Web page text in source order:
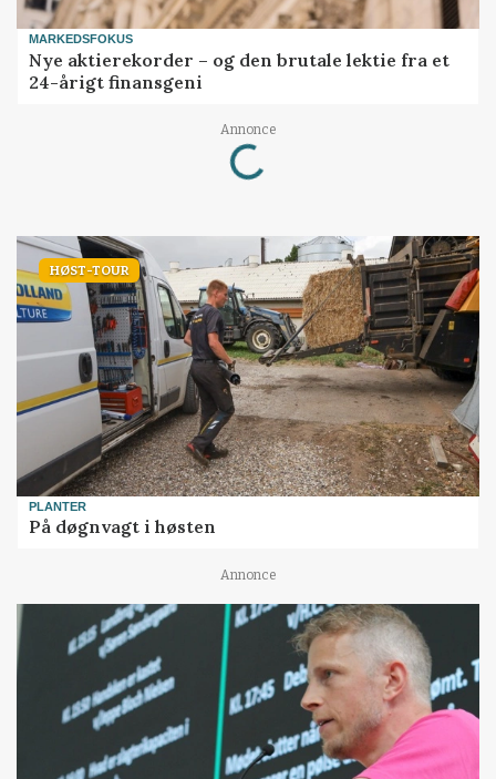
MARKEDSFOKUS
Nye aktierekorder – og den brutale lektie fra et
24-årigt finansgeni
Annonce
Loading...
HØST-TOUR
PLANTER
På døgnvagt i høsten
Annonce